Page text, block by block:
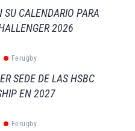
CALENDARIO PARA
2026
Ferugby
SEDE DE LAS HSBC
EN 2027
Ferugby